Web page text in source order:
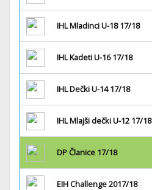
IHL Mladinci U-18 17/18
IHL Kadeti U-16 17/18
IHL Dečki U-14 17/18
IHL Mlajši dečki U-12 17/18
DP Članice 17/18
EIH Challenge 2017/18